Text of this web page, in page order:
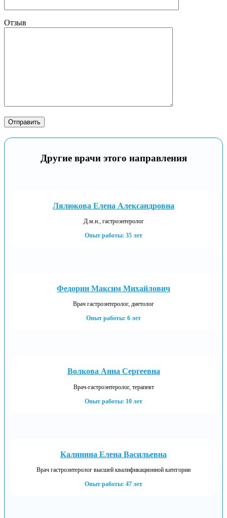
Отзыв
Другие врачи этого направления
Лялюкова Елена Александровна
Д.м.н., гастроэнтеролог
Опыт работы: 35 лет
Федорин Максим Михайлович
Врач гастроэнтеролог, диетолог
Опыт работы: 6 лет
Волкова Анна Сергеевна
Врач-гастроэнтеролог, терапевт
Опыт работы: 10 лет
Калинина Елена Васильевна
Врач гастроэнтеролог высшей квалификационной категории
Опыт работы: 47 лет